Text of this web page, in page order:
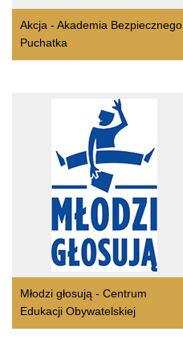
Akcja - Akademia Bezpiecznego
Puchatka
Młodzi głosują - Centrum
Edukacji Obywatelskiej